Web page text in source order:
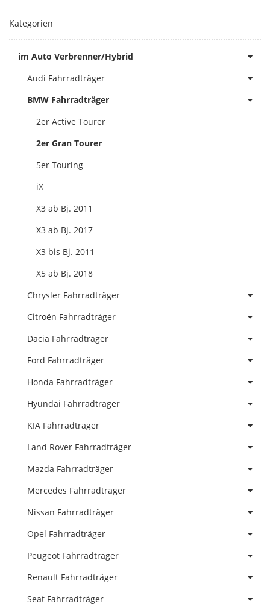
Kategorien
im Auto Verbrenner/Hybrid
Audi Fahrradträger
BMW Fahrradträger
2er Active Tourer
2er Gran Tourer
5er Touring
iX
X3 ab Bj. 2011
X3 ab Bj. 2017
X3 bis Bj. 2011
X5 ab Bj. 2018
Chrysler Fahrradträger
Citroën Fahrradträger
Dacia Fahrradträger
Ford Fahrradträger
Honda Fahrradträger
Hyundai Fahrradträger
KIA Fahrradträger
Land Rover Fahrradträger
Mazda Fahrradträger
Mercedes Fahrradträger
Nissan Fahrradträger
Opel Fahrradträger
Peugeot Fahrradträger
Renault Fahrradträger
Seat Fahrradträger